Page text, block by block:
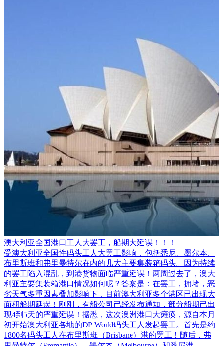
澳大利亚全国港口工人大罢工，船期大延误！！！
受澳大利亚全国性码头工人大罢工影响，包括悉尼、墨尔本、
布里斯班和弗里曼特尔在内的几大主要集装箱码头。因为持续
的罢工陷入混乱，到港货物面临严重延误！两周过去了，澳大
利亚主要集装箱港口情况如何呢？答案是：在罢工，拥堵，恶
劣天气多重因素叠加影响下，目前澳大利亚多个港区已出现大
面积船期延误！刚刚，有船公司已经发布通知，部分船期已出
现4到5天的严重延误！据悉，这次澳洲港口大瘫痪，源自本月
初开始澳大利亚各地的DP World码头工人发起罢工。首先是约
1800名码头工人在布里斯班（Brisbane）港的罢工！随后，弗